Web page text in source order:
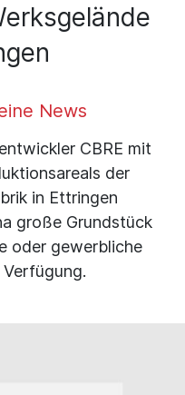
News
CBRE mit
der
in Ettringen
große Grundstück
oder gewerbliche